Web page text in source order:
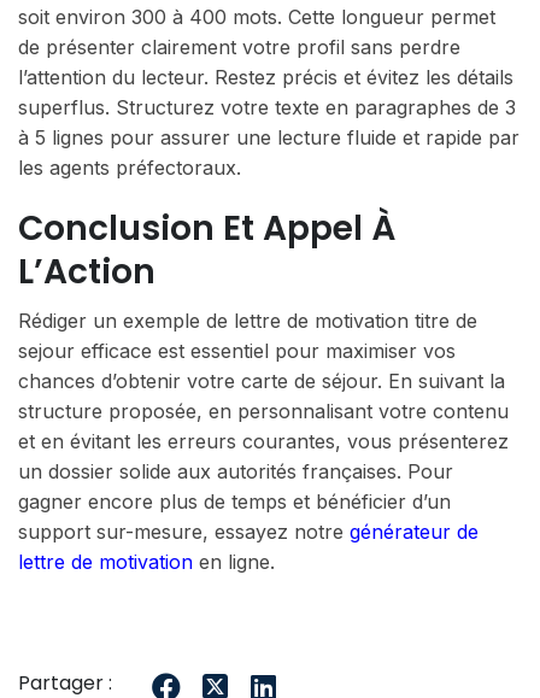
soit environ 300 à 400 mots. Cette longueur permet
de présenter clairement votre profil sans perdre
l’attention du lecteur. Restez précis et évitez les détails
superflus. Structurez votre texte en paragraphes de 3
à 5 lignes pour assurer une lecture fluide et rapide par
les agents préfectoraux.
Conclusion Et Appel À
L’Action
Rédiger un exemple de lettre de motivation titre de
sejour efficace est essentiel pour maximiser vos
chances d’obtenir votre carte de séjour. En suivant la
structure proposée, en personnalisant votre contenu
et en évitant les erreurs courantes, vous présenterez
un dossier solide aux autorités françaises. Pour
gagner encore plus de temps et bénéficier d’un
support sur-mesure, essayez notre générateur de
lettre de motivation en ligne.
Partager :